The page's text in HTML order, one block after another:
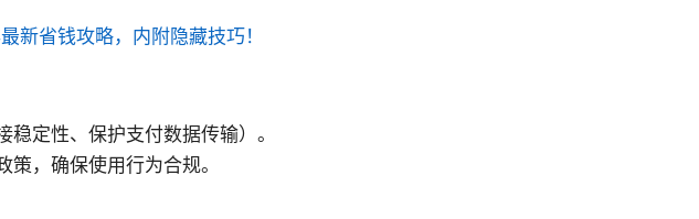
新省钱攻略，内附隐藏技巧！
定性、保护支付数据传输）。
，确保使用行为合规。